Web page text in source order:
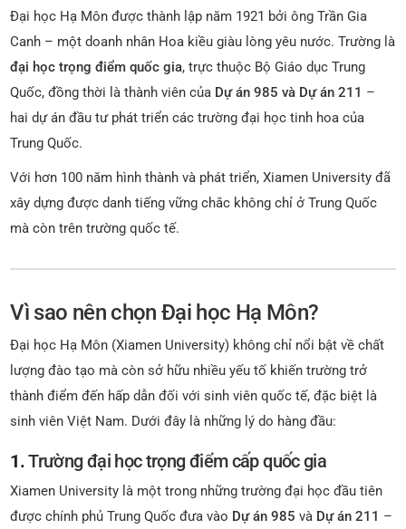
Đại học Hạ Môn được thành lập năm 1921 bởi ông Trần Gia
Canh – một doanh nhân Hoa kiều giàu lòng yêu nước. Trường là
đại học trọng điểm quốc gia, trực thuộc Bộ Giáo dục Trung
Quốc, đồng thời là thành viên của Dự án 985 và Dự án 211 –
hai dự án đầu tư phát triển các trường đại học tinh hoa của
Trung Quốc.
Với hơn 100 năm hình thành và phát triển, Xiamen University đã
xây dựng được danh tiếng vững chắc không chỉ ở Trung Quốc
mà còn trên trường quốc tế.
Vì sao nên chọn Đại học Hạ Môn?
Đại học Hạ Môn (Xiamen University) không chỉ nổi bật về chất
lượng đào tạo mà còn sở hữu nhiều yếu tố khiến trường trở
thành điểm đến hấp dẫn đối với sinh viên quốc tế, đặc biệt là
sinh viên Việt Nam. Dưới đây là những lý do hàng đầu:
1.Trường đại học trọng điểm cấp quốc gia
Xiamen University là một trong những trường đại học đầu tiên
được chính phủ Trung Quốc đưa vào Dự án 985 và Dự án 211 –